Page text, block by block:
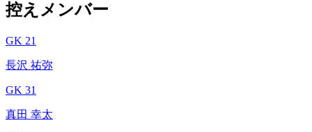
控えメンバー
GK 21
長沢 祐弥
GK 31
真田 幸太